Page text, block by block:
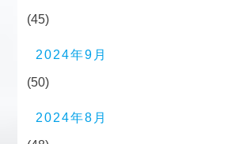
(45)
2024年9月
(50)
2024年8月